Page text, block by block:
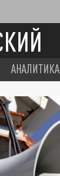
АНАЛИТИКА